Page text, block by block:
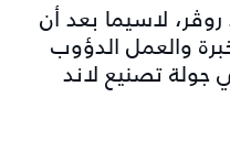
روڤر، لاسيما بعد أن
والعمل الدؤوب
تصنيع لاند